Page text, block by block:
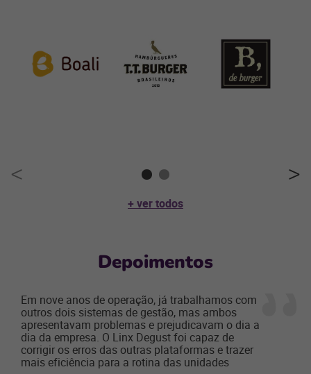
+ ver todos
Depoimentos
Em nove anos de operação, já trabalhamos com
outros dois sistemas de gestão, mas ambos
apresentavam problemas e prejudicavam o dia a
dia da empresa. O Linx Degust foi capaz de
corrigir os erros das outras plataformas e trazer
mais eficiência para a rotina das unidades